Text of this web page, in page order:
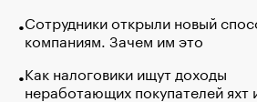
Сотрудники открыли новый
компаниям. Зачем им это
Как налоговики ищут доходы
неработающих покупателей яхт